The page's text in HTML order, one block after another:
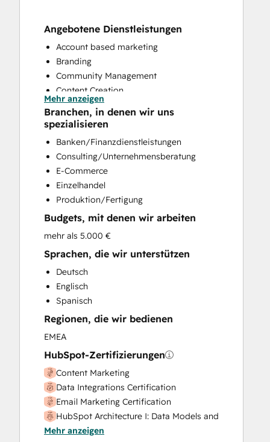
Angebotene Dienstleistungen
Account based marketing
Branding
Community Management
Content Creation
Conversational Marketing
CRM Implementation
Custom API Integrations
Email Marketing
Full Inbound Marketing Services
Programmable Automation
Sales and Marketing Alignment
Search Engine Optimization
Social Media
Video Production
Website Development
Website Migration
Mehr anzeigen
Branchen, in denen wir uns
spezialisieren
Banken/Finanzdienstleistungen
Consulting/Unternehmensberatung
E-Commerce
Einzelhandel
Produktion/Fertigung
Budgets, mit denen wir arbeiten
mehr als 5.000 €
Sprachen, die wir unterstützen
Deutsch
Englisch
Spanisch
Regionen, die wir bedienen
EMEA
HubSpot-Zertifizierungen
Content Marketing
Data Integrations Certification
Email Marketing Certification
HubSpot Architecture I: Data Models and
APIs
Mehr anzeigen